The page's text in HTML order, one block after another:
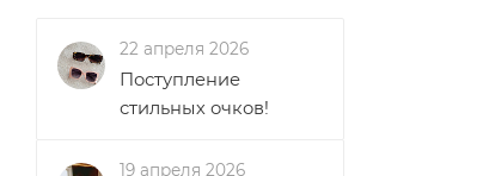
22 апреля 2026
Поступление
стильных очков!
19 апреля 2026